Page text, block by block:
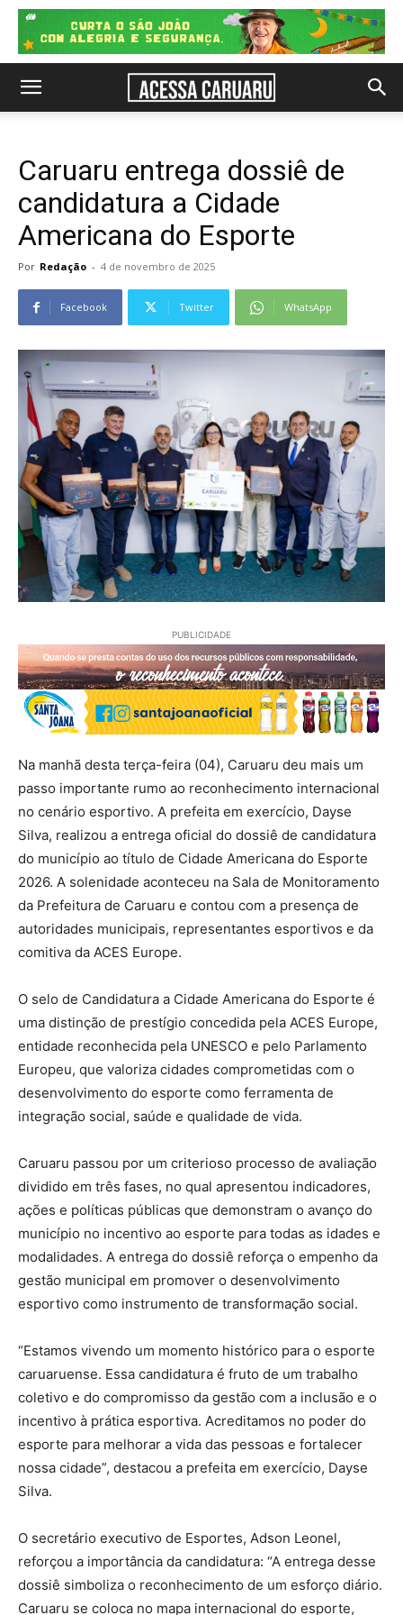
Caruaru entrega dossiê de
candidatura a Cidade
Americana do Esporte
Por Redação - 4 de novembro de 2025
Facebook Twitter WhatsApp
PUBLICIDADE
Na manhã desta terça-feira (04), Caruaru deu mais um
passo importante rumo ao reconhecimento internacional
no cenário esportivo. A prefeita em exercício, Dayse
Silva, realizou a entrega oficial do dossiê de candidatura
do município ao título de Cidade Americana do Esporte
2026. A solenidade aconteceu na Sala de Monitoramento
da Prefeitura de Caruaru e contou com a presença de
autoridades municipais, representantes esportivos e da
comitiva da ACES Europe.
O selo de Candidatura a Cidade Americana do Esporte é
uma distinção de prestígio concedida pela ACES Europe,
entidade reconhecida pela UNESCO e pelo Parlamento
Europeu, que valoriza cidades comprometidas com o
desenvolvimento do esporte como ferramenta de
integração social, saúde e qualidade de vida.
Caruaru passou por um criterioso processo de avaliação
dividido em três fases, no qual apresentou indicadores,
ações e políticas públicas que demonstram o avanço do
município no incentivo ao esporte para todas as idades e
modalidades. A entrega do dossiê reforça o empenho da
gestão municipal em promover o desenvolvimento
esportivo como instrumento de transformação social.
“Estamos vivendo um momento histórico para o esporte
caruaruense. Essa candidatura é fruto de um trabalho
coletivo e do compromisso da gestão com a inclusão e o
incentivo à prática esportiva. Acreditamos no poder do
esporte para melhorar a vida das pessoas e fortalecer
nossa cidade”, destacou a prefeita em exercício, Dayse
Silva.
O secretário executivo de Esportes, Adson Leonel,
reforçou a importância da candidatura: “A entrega desse
dossiê simboliza o reconhecimento de um esforço diário.
Caruaru se coloca no mapa internacional do esporte,